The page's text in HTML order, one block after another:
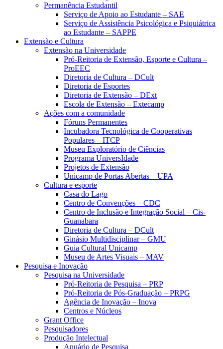
Permanência Estudantil
Serviço de Apoio ao Estudante – SAE
Serviço de Assistência Psicológica e Psiquiátrica
ao Estudante – SAPPE
Extensão e Cultura
Extensão na Universidade
Pró-Reitoria de Extensão, Esporte e Cultura –
ProEEC
Diretoria de Cultura – DCult
Diretoria de Esportes
Diretoria de Extensão – DExt
Escola de Extensão – Extecamp
Ações com a comunidade
Fóruns Permanentes
Incubadora Tecnológica de Cooperativas
Populares – ITCP
Museu Exploratório de Ciências
Programa UniversIdade
Projetos de Extensão
Unicamp de Portas Abertas – UPA
Cultura e esporte
Casa do Lago
Centro de Convenções – CDC
Centro de Inclusão e Integração Social – Cis-
Guanabara
Diretoria de Cultura – DCult
Ginásio Multidisciplinar – GMU
Guia Cultural Unicamp
Museu de Artes Visuais – MAV
Pesquisa e Inovação
Pesquisa na Universidade
Pró-Reitoria de Pesquisa – PRP
Pró-Reitoria de Pós-Graduação – PRPG
Agência de Inovação – Inova
Centros e Núcleos
Grant Office
Pesquisadores
Produção Intelectual
Anuário de Pesquisa